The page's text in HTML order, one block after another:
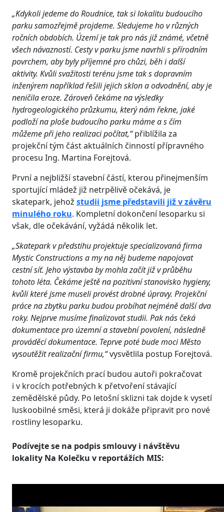
„Kdykoli jedeme do Roudnice, tak si lokalitu budoucího
parku samozřejmě projdeme. Sledujeme ho v různých
ročních obdobích. Území je tak pro nás již známé, včetně
všech návazností. Cesty v parku jsme navrhli s přírodním
povrchem, aby byly příjemné pro chůzi, běh i další
aktivity. Kvůli svažitosti terénu jsme tak s dopravním
inženýrem například řešili jejich sklon a odvodnění, aby je
neničila eroze. Zároveň čekáme na výsledky
hydrogeologického průzkumu, který nám řekne, jaké
podloží na ploše budoucího parku máme a s čím
můžeme při jeho realizaci počítat,“přiblížila za
projekční tým část aktuálních činností přípravného
procesu Ing. Martina Forejtová.
První a nejbližší stavební částí, kterou přinejmenším
sportující mládež již netrpělivě očekává, je
skatepark, jehož studii jsme představili již v závěru
minulého roku. Kompletní dokončení lesoparku si
však, dle očekávání, vyžádá několik let.
„Skatepark v předstihu projektuje specializovaná firma
Mystic Constructions a my na něj budeme napojovat
cestní síť. Jeho výstavba by mohla začít již v průběhu
tohoto léta. Čekáme ještě na pozitivní stanovisko hygieny,
kvůli které jsme museli provést drobné úpravy. Projekční
práce na zbytku parku budou probíhat nejméně další dva
roky. Nejprve musíme finalizovat studii. Pak nás čeká
dokumentace pro územní a stavební povolení, následně
prováděcí dokumentace. Teprve poté bude moci Město
vysoutěžit realizační firmu,“vysvětlila postup Forejtová.
Kromě projekčních prací budou autoři pokračovat
i v krocích potřebných k přetvoření stávající
zemědělské půdy. Po letošní sklizni tak dojde k vysetí
luskoobilné směsi, která ji dokáže připravit pro nové
rostliny lesoparku.
Podívejte se na podpis smlouvy i návštěvu
lokality Na Kolečku v reportážích MIS: